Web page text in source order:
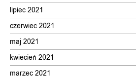
lipiec 2021
czerwiec 2021
maj 2021
kwiecień 2021
marzec 2021